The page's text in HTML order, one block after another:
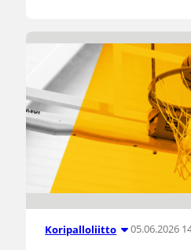
Koripalloliitto 05.06.2026